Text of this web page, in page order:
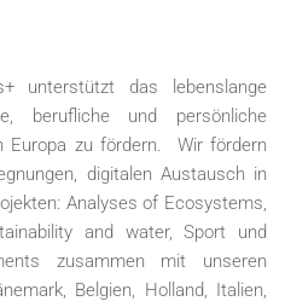
unterstützt das lebenslange
berufliche und persönliche
Europa zu fördern. Wir fördern
digitalen Austausch in
Analyses of Ecosystems,
and water, Sport und
zusammen mit unseren
Belgien, Holland, Italien,